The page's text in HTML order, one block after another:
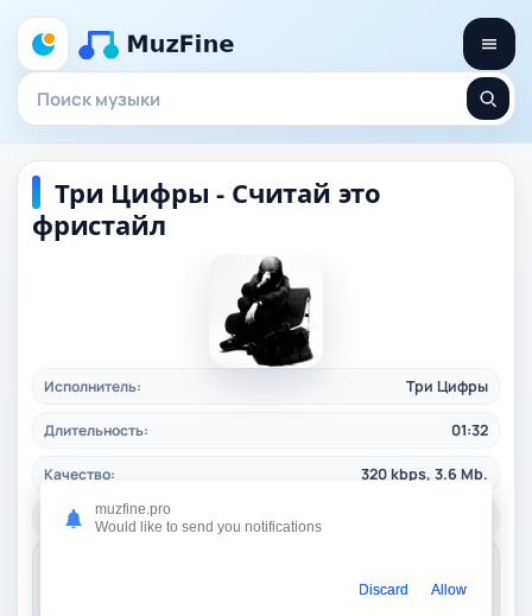
Три Цифры - Считай это
фристайл
Исполнитель: Три Цифры
Длительность: 01:32
Качество: 320 kbps, 3.6 Mb.
Жанр:
muzfine.pro
Would like to send you notifications
Discard Allow